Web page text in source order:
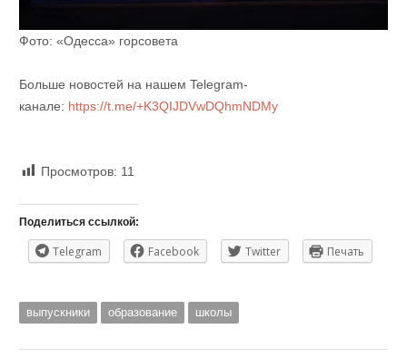
Фото: «Одесса» горсовета
Больше новостей на нашем Telegram-
канале: https://t.me/+K3QIJDVwDQhmNDMy
Просмотров: 11
Поделиться ссылкой:
Telegram Facebook Twitter Печать
выпускники образование школы